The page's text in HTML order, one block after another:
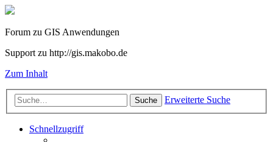
Forum zu GIS Anwendungen
Support zu http://gis.makobo.de
Zum Inhalt
Suche Erweiterte Suche
Schnellzugriff